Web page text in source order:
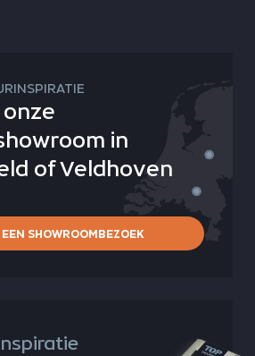
in
of Veldhoven
SHOWROOMBEZOEK